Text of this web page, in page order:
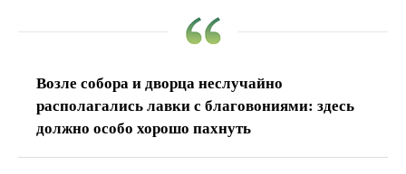
Возле собора и дворца неслучайно
располагались лавки с благовониями: здесь
должно особо хорошо пахнуть